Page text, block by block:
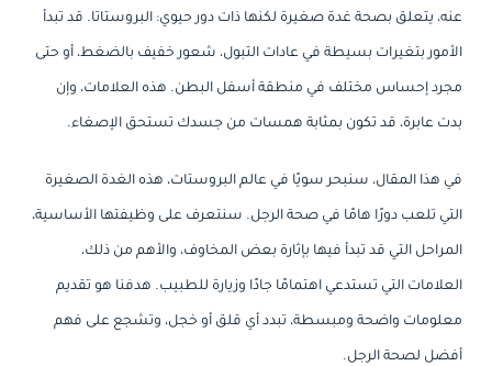
عنه، يتعلق بصحة غدة صغيرة لكنها ذات دور حيوي: البروستاتا. قد تبدأ
الأمور بتغيرات بسيطة في عادات التبول، شعور خفيف بالضغط، أو حتى
مجرد إحساس مختلف في منطقة أسفل البطن. هذه العلامات، وإن
بدت عابرة، قد تكون بمثابة همسات من جسدك تستحق الإصغاء.
في هذا المقال، سنبحر سويًا في عالم البروستات، هذه الغدة الصغيرة
التي تلعب دورًا هامًا في صحة الرجل. سنتعرف على وظيفتها الأساسية،
المراحل التي قد تبدأ فيها بإثارة بعض المخاوف، والأهم من ذلك،
العلامات التي تستدعي اهتمامًا جادًا وزيارة للطبيب. هدفنا هو تقديم
معلومات واضحة ومبسطة، تبدد أي قلق أو خجل، وتشجع على فهم
أفضل لصحة الرجل.